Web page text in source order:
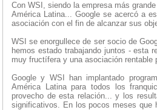
Con WSI, siendo la empresa más
América Latina... Google se acercó a
asociación con el fin de alcanzar sus
WSI se enorgullece de ser socio de
hemos estado trabajando juntos - esta
muy fructífera y una asociación rentable
Google y WSI han implantado
América Latina para todos los
provecho de esta relación... y los
significativos. En los pocos meses que